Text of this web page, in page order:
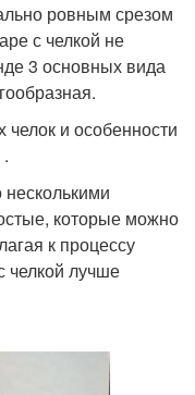
ровным срезом
с челкой не
3 основных вида
и особенности
которые можно
к процессу
челкой лучше